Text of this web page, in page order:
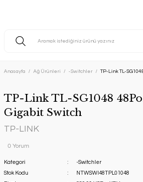
Anasayfa Ağ Ürünleri -Switchler TP-Link TL-
TP-Link TL-SG1048
Gigabit Switch
TP-LINK
0 Yorum
Kategori
-Switchler
Stok Kodu
NTWSWI48TPL01048